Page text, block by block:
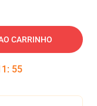
CARRINHO
: 54